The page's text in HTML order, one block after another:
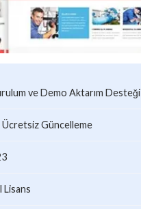
ve Demo Aktarım Desteği
Güncelleme
Lisans